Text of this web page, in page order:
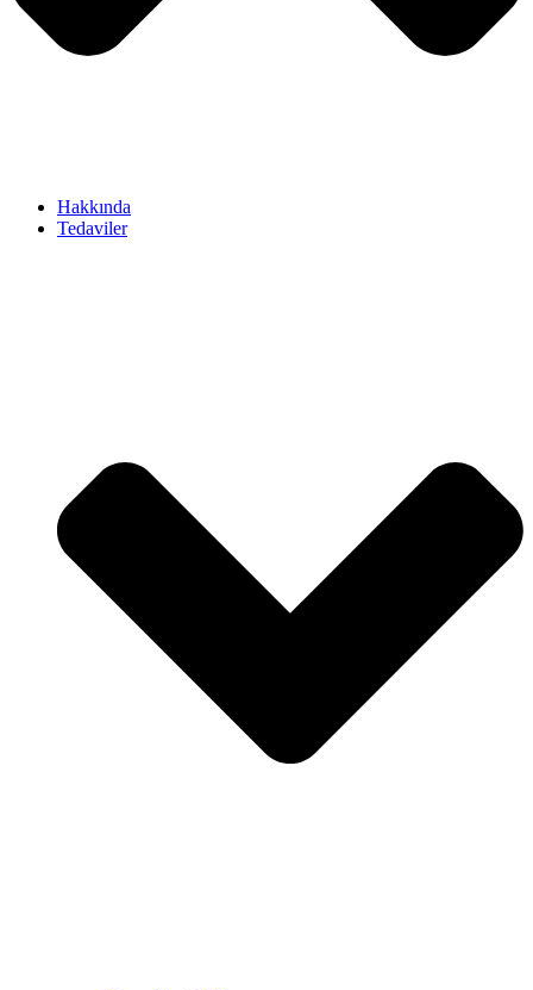
Hakkında
Tedaviler